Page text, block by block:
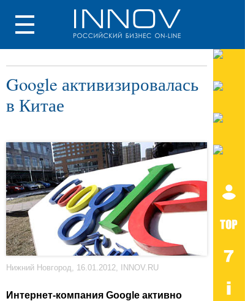
Google активизировалась
в Китае
Нижний Новгород, 16.01.2012, INNOV.RU
Интернет-компания Google активно